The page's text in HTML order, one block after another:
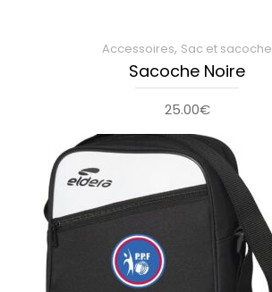
Accessoires, Sac et sacoche
Sacoche Noire
25.00€